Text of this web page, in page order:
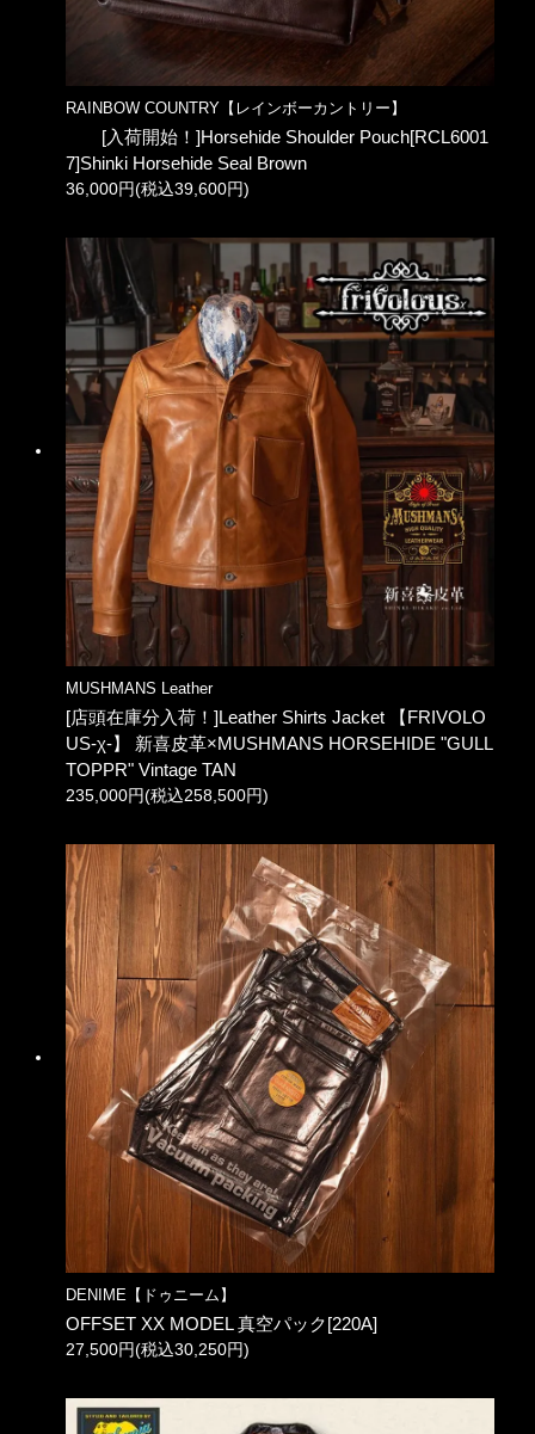
RAINBOW COUNTRY【レインボーカントリー】
[入荷開始！]Horsehide Shoulder Pouch[RCL6001
7]Shinki Horsehide Seal Brown
36,000円(税込39,600円)
MUSHMANS Leather
[店頭在庫分入荷！]Leather Shirts Jacket 【FRIVOLO
US-χ-】 新喜皮革×MUSHMANS HORSEHIDE "GULL
TOPPR" Vintage TAN
235,000円(税込258,500円)
DENIME【ドゥニーム】
OFFSET XX MODEL 真空パック[220A]
27,500円(税込30,250円)